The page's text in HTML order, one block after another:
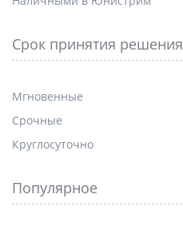
Срок принятия решения
Мгновенные
Срочные
Круглосуточно
Популярное